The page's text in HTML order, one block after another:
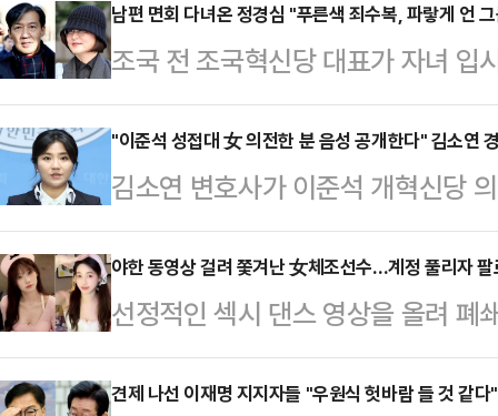
이 중단됐다. 이에 검찰은 "피고인
는 특혜 요구와 다름없다"고 지적
11부(신진우 부장판사)는 이날 이
준비기일에 "피고인의 법관 기피
다. 이재명 피고인 부분은 재판 절
경우 재판 지연 …
남편 면회 다녀온 정경심 "푸른색 죄수복, 파랗게 언
조국 전 조국혁신당 대표가 자녀 입
서울구치소에 수감된 후 그의 부인
다.16일 정 전 교수는 자신의 사회
서울구치소로 들어가는 모습과 그
통해 공개했다.정 전 교수는 "가장
가는 모습을 멀리서 유튜브로 볼 수
는 면회를 위해 오후까지 기다려 푸
떠올렸다.이어…
"이준석 성접대 女 의전한 분 음성 공개한다" 김소연
김소연 변호사가 이준석 개혁신당
공개하겠다고 밝혀 파문이 일고 있
해 "준석아 잘났다. 네가 최고 존엄
"시알리스 2알 먹고 성 상납 받은
대표. 아주 그냥 네 X 최고 굵다"고
전 치료제 중 하나다.그러면서 "다
야한 동영상 걸려 쫓겨난 女체조선수…계정 풀리자
선정적인 섹시 댄스 영상을 올려 폐
(SNS) 계정이 복원된 지 단 하루
(현지 시각) 홍콩 사우스차이나모
견제 나선 이재명 지지자들 "우원식 헛바람 들 것 같다"